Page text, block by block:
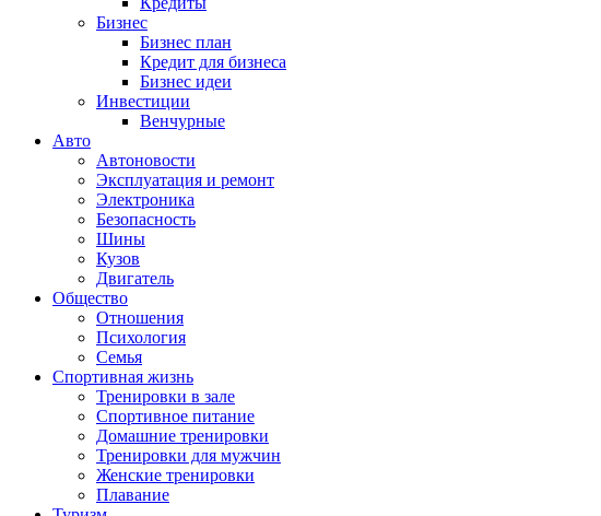
Бизнес
Бизнес план
Кредит для бизнеса
Бизнес идеи
Инвестиции
Венчурные
Авто
Автоновости
Эксплуатация и ремонт
Электроника
Безопасность
Шины
Кузов
Двигатель
Общество
Отношения
Психология
Семья
Спортивная жизнь
Тренировки в зале
Спортивное питание
Домашние тренировки
Тренировки для мужчин
Женские тренировки
Плавание